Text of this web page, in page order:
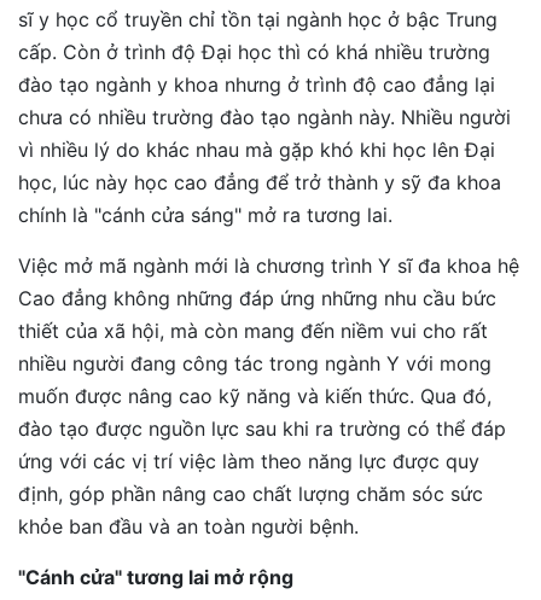
sĩ y học cổ truyền chỉ tồn tại ngành học ở bậc Trung
cấp. Còn ở trình độ Đại học thì có khá nhiều trường
đào tạo ngành y khoa nhưng ở trình độ cao đẳng lại
chưa có nhiều trường đào tạo ngành này. Nhiều người
vì nhiều lý do khác nhau mà gặp khó khi học lên Đại
học, lúc này học cao đẳng để trở thành y sỹ đa khoa
chính là "cánh cửa sáng" mở ra tương lai.
Việc mở mã ngành mới là chương trình Y sĩ đa khoa hệ
Cao đẳng không những đáp ứng những nhu cầu bức
thiết của xã hội, mà còn mang đến niềm vui cho rất
nhiều người đang công tác trong ngành Y với mong
muốn được nâng cao kỹ năng và kiến thức. Qua đó,
đào tạo được nguồn lực sau khi ra trường có thể đáp
ứng với các vị trí việc làm theo năng lực được quy
định, góp phần nâng cao chất lượng chăm sóc sức
khỏe ban đầu và an toàn người bệnh.
"Cánh cửa" tương lai mở rộng